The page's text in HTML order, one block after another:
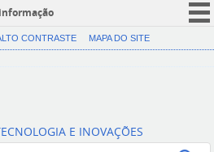
CORONAVÍRUS (COVID-19)
Canais
CONTRASTE MAPA DO SITE
E INOVAÇÕES